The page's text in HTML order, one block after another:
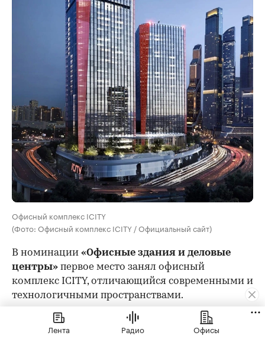
Офисный комплекс ICITY
(Фото: Офисный комплекс ICITY / Официальный сайт)
В номинации «Офисные здания и деловые
центры» первое место занял офисный
комплекс ICITY, отличающийся современными и
технологичными пространствами.
Лента Радио Офисы